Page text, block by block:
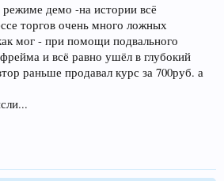
режиме демо -на истории всё
торгов очень много ложных
мог - при помощи подвального
и всё равно ушёл в глубокий
раньше продавал курс за 700руб. а